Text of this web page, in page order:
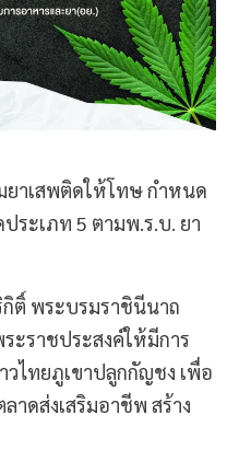
าเสพติดให้โทษ กำหนด
ระเภท 5 ตามพ.ร.บ. ยา
กิติ์ พระบรมราชินีนาถ
ราชประสงค์ให้มีการ
วไทยภูเขาปลูกกัญชง เพื่อ
าดส่งเสริมอาชีพ สร้าง